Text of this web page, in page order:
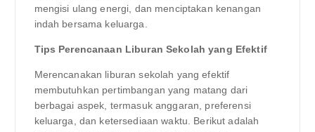
mengisi ulang energi, dan menciptakan kenangan
indah bersama keluarga.
Tips Perencanaan Liburan Sekolah yang Efektif
Merencanakan liburan sekolah yang efektif
membutuhkan pertimbangan yang matang dari
berbagai aspek, termasuk anggaran, preferensi
keluarga, dan ketersediaan waktu. Berikut adalah